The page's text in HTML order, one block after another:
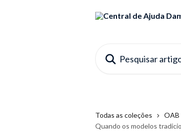
Todas as coleções OAB
Quando os modelos